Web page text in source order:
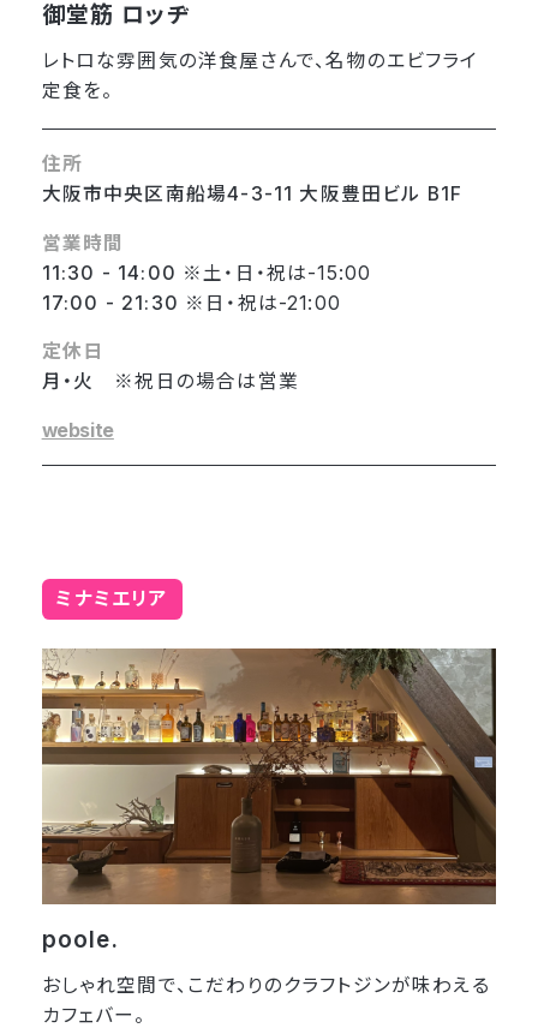
御堂筋 ロッヂ
レトロな雰囲気の洋食屋さんで、名物のエビフライ
定食を。
住所
大阪市中央区南船場4-3-11 大阪豊田ビル B1F
営業時間
11:30 - 14:00 ※土・日・祝は-15:00
17:00 - 21:30 ※日・祝は-21:00
定休日
月・火 ※祝日の場合は営業
website
ミナミエリア
poole.
おしゃれ空間で、こだわりのクラフトジンが味わえる
カフェバー。